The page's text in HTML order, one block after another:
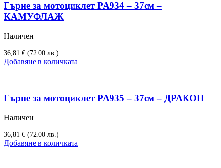
Гърне за мотоциклет PA934 – 37см –
КАМУФЛАЖ
Наличен
36,81 € (72.00 лв.)
Добавяне в количката
Гърне за мотоциклет PA935 – 37см – ДРАКОН
Наличен
36,81 € (72.00 лв.)
Добавяне в количката